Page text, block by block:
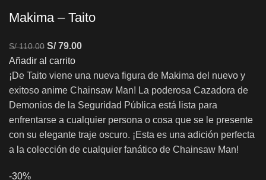
Makima – Taito
S/110.00 S/79.00
Añadir al carrito
¡De Taito viene una nueva figura de Makima del nuevo y
exitoso anime Chainsaw Man! La poderosa Cazadora de
Demonios de la Seguridad Pública está lista para
enfrentarse a cualquier persona o cosa que se le presente
con su elegante traje oscuro. ¡Esta es una adición perfecta
a la colección de cualquier fanático de Chainsaw Man!
-30%